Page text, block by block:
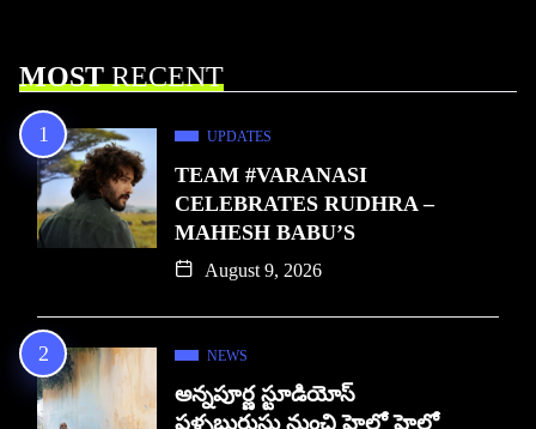
MOSTRECENT
UPDATES
TEAM #VARANASI
CELEBRATES RUDHRA –
MAHESH BABU’S
August 9, 2026
NEWS
అన్నపూర్ణ స్టూడియోస్
పళ్ళబురుసు నుంచి హైలో హైలో